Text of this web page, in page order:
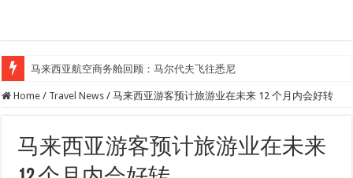
马来西亚航空商务舱回顾：马尔代夫飞往悉尼
Home / Travel News / 马来西亚游客预计旅游业在未来 12 个月内会好转
马来西亚游客预计旅游业在未来